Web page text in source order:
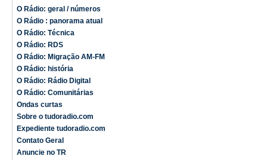
O Rádio: geral / números
O Rádio : panorama atual
O Rádio: Técnica
O Rádio: RDS
O Rádio: Migração AM-FM
O Rádio: história
O Rádio: Rádio Digital
O Rádio: Comunitárias
Ondas curtas
Sobre o tudoradio.com
Expediente tudoradio.com
Contato Geral
Anuncie no TR